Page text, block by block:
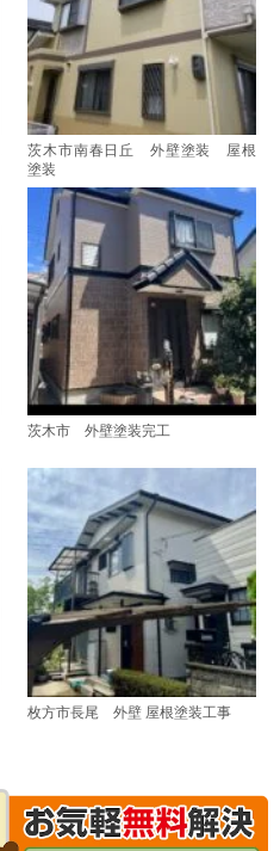
茨木市南春日丘 外壁塗装 屋根
塗装
茨木市 外壁塗装完工
枚方市長尾 外壁 屋根塗装工事